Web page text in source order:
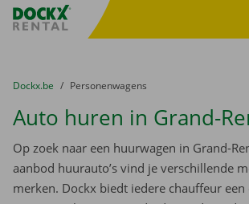
Fratello DEMO
U bevindt zich hier:
van
Dockx.be naar
Personenwagens
Auto huren in Grand-
Op zoek naar een huurwagen in Grand-
aanbod huurauto’s vind je verschillende
merken. Dockx biedt iedere chauffeur een